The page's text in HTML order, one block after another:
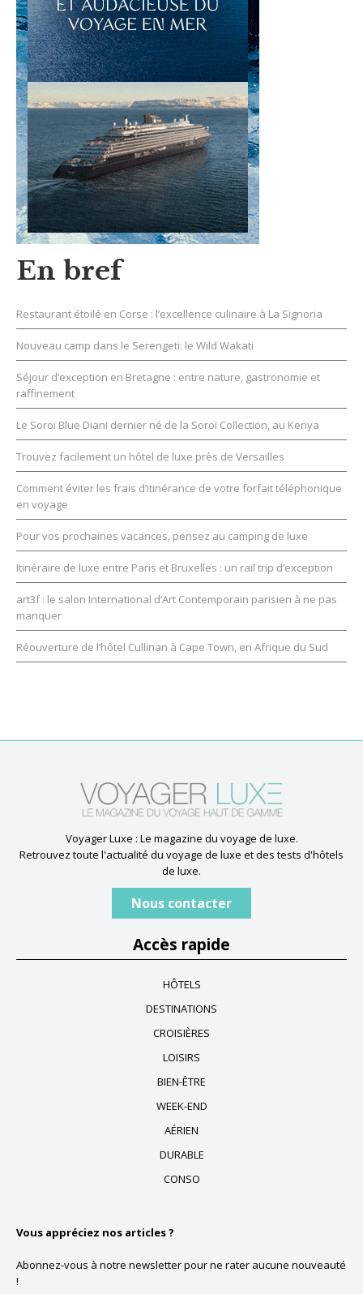
En bref
Restaurant étoilé en Corse : l’excellence culinaire à La Signoria
Nouveau camp dans le Serengeti: le Wild Wakati
Séjour d’exception en Bretagne : entre nature, gastronomie et
raffinement
Le Soroï Blue Diani dernier né de la Soroï Collection, au Kenya
Trouvez facilement un hôtel de luxe près de Versailles
Comment éviter les frais d’itinérance de votre forfait téléphonique
en voyage
Pour vos prochaines vacances, pensez au camping de luxe
Itinéraire de luxe entre Paris et Bruxelles : un rail trip d’exception
art3f : le salon International d’Art Contemporain parisien à ne pas
manquer
Réouverture de l’hôtel Cullinan à Cape Town, en Afrique du Sud
Voyager Luxe : Le magazine du voyage de luxe.
Retrouvez toute l'actualité du voyage de luxe et des tests d'hôtels
de luxe.
Nous contacter
Accès rapide
HÔTELS
DESTINATIONS
CROISIÈRES
LOISIRS
BIEN-ÊTRE
WEEK-END
AÉRIEN
DURABLE
CONSO
Vous appréciez nos articles ?
Abonnez-vous à notre newsletter pour ne rater aucune nouveauté
!